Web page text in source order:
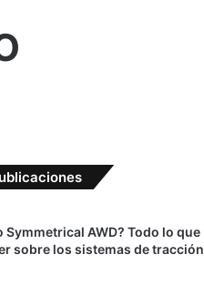
Symmetrical AWD? Todo lo que
sobre los sistemas de tracción